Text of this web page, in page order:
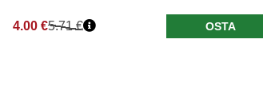
4.00 €5.71 € OSTA